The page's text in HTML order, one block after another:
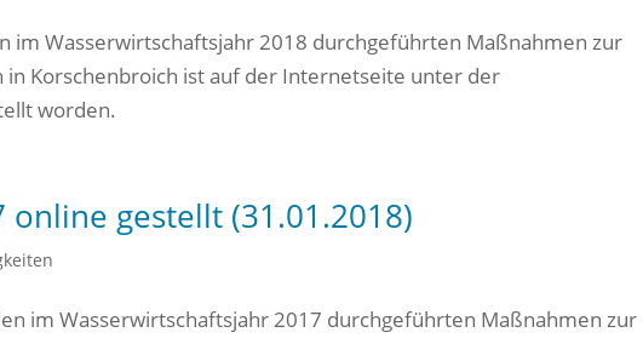
im Wasserwirtschaftsjahr 2018 durchgeführten Maßnahmen zur
in Korschenbroich ist auf der Internetseite unter der
worden.
gestellt (31.01.2018)
im Wasserwirtschaftsjahr 2017 durchgeführten Maßnahmen zur